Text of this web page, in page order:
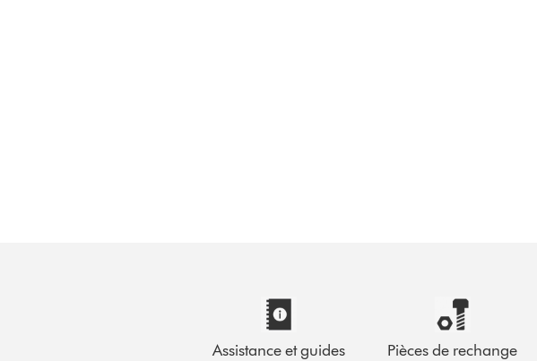
Assistance et guides Pièces de rechange